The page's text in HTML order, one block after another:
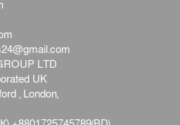
LTD
UK
, London,